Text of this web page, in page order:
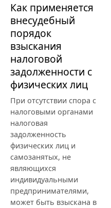
Как применяется
внесудебный
порядок
взыскания
налоговой
задолженности с
физических лиц
При отсутствии спора с
налоговыми органами
налоговая
задолженность
физических лиц и
самозанятых, не
являющихся
индивидуальными
предпринимателями,
может быть взыскана в